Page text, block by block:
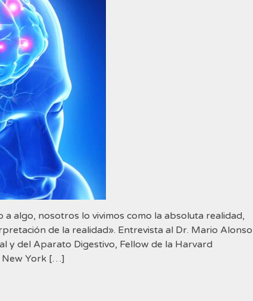
algo, nosotros lo vivimos como la absoluta realidad,
de la realidad». Entrevista al Dr. Mario Alonso
y del Aparato Digestivo, Fellow de la Harvard
New York […]